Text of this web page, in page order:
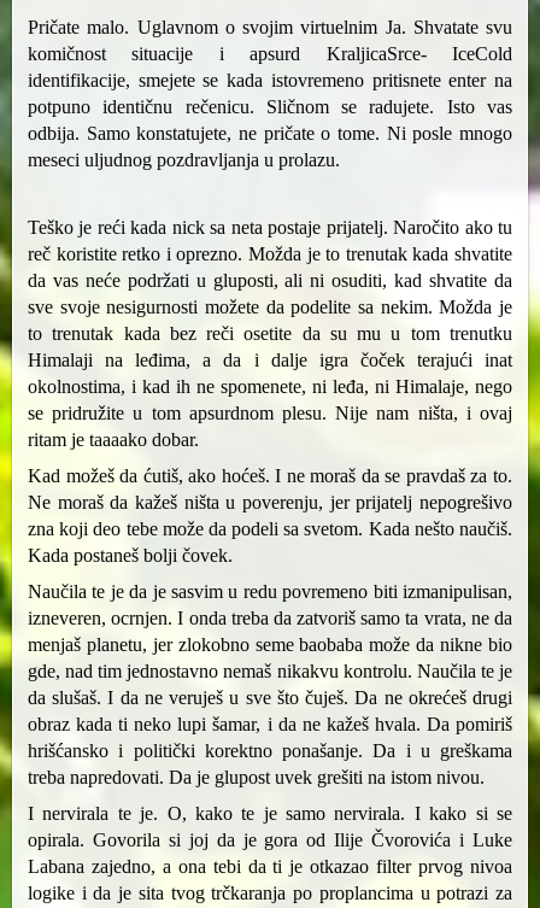
Pričate malo. Uglavnom o svojim virtuelnim Ja. Shvatate svu
komičnost situacije i apsurd KraljicaSrce- IceCold
identifikacije, smejete se kada istovremeno pritisnete enter na
potpuno identičnu rečenicu. Sličnom se radujete. Isto vas
odbija. Samo konstatujete, ne pričate o tome. Ni posle mnogo
meseci uljudnog pozdravljanja u prolazu.
Teško je reći kada nick sa neta postaje prijatelj. Naročito ako tu
reč koristite retko i oprezno. Možda je to trenutak kada shvatite
da vas neće podržati u gluposti, ali ni osuditi, kad shvatite da
sve svoje nesigurnosti možete da podelite sa nekim. Možda je
to trenutak kada bez reči osetite da su mu u tom trenutku
Himalaji na leđima, a da i dalje igra čoček terajući inat
okolnostima, i kad ih ne spomenete, ni leđa, ni Himalaje, nego
se pridružite u tom apsurdnom plesu. Nije nam ništa, i ovaj
ritam je taaaako dobar.
Kad možeš da ćutiš, ako hoćeš. I ne moraš da se pravdaš za to.
Ne moraš da kažeš ništa u poverenju, jer prijatelj nepogrešivo
zna koji deo tebe može da podeli sa svetom. Kada nešto naučiš.
Kada postaneš bolji čovek.
Naučila te je da je sasvim u redu povremeno biti izmanipulisan,
izneveren, ocrnjen. I onda treba da zatvoriš samo ta vrata, ne da
menjaš planetu, jer zlokobno seme baobaba može da nikne bio
gde, nad tim jednostavno nemaš nikakvu kontrolu. Naučila te je
da slušaš. I da ne veruješ u sve što čuješ. Da ne okrećeš drugi
obraz kada ti neko lupi šamar, i da ne kažeš hvala. Da pomiriš
hrišćansko i politički korektno ponašanje. Da i u greškama
treba napredovati. Da je glupost uvek grešiti na istom nivou.
I nervirala te je. O, kako te je samo nervirala. I kako si se
opirala. Govorila si joj da je gora od Ilije Čvorovića i Luke
Labana zajedno, a ona tebi da ti je otkazao filter prvog nivoa
logike i da je sita tvog trčkaranja po proplancima u potrazi za